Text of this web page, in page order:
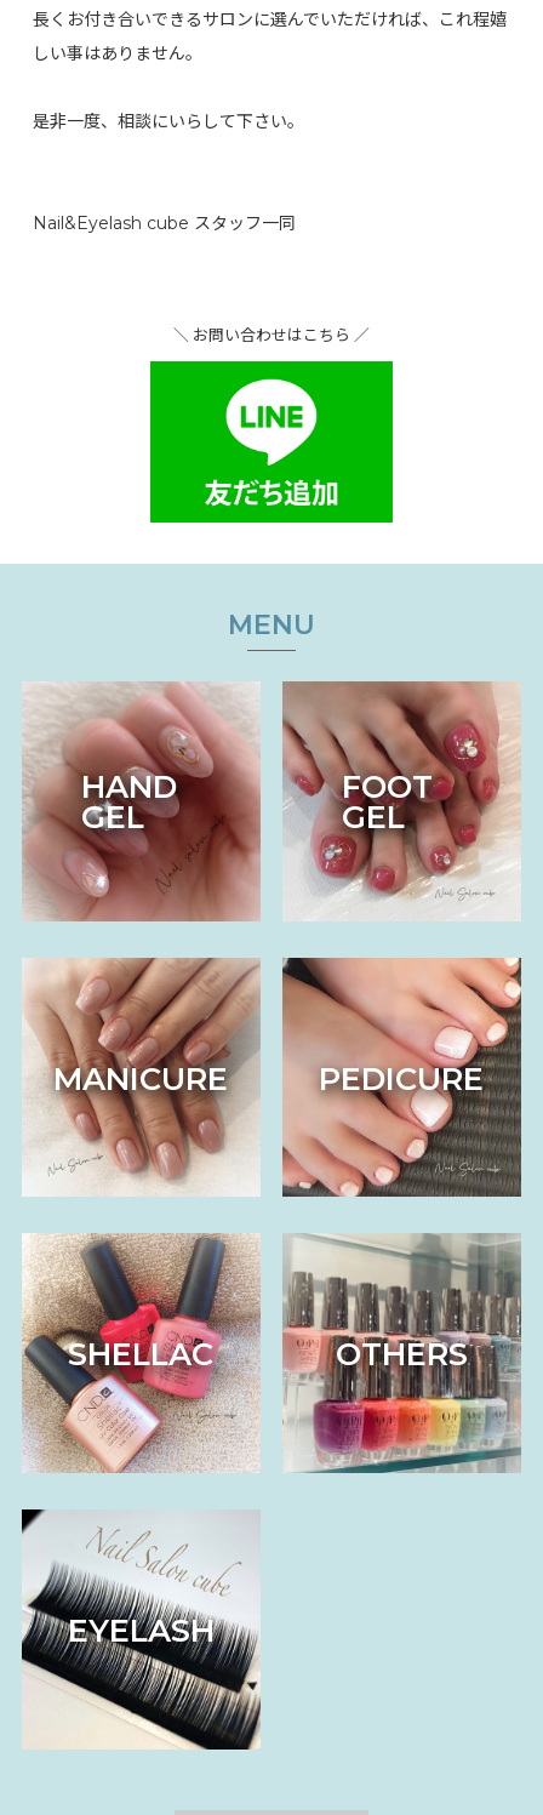
長くお付き合いできるサロンに選んでいただければ、これ程嬉
しい事はありません。
是非一度、相談にいらして下さい。
Nail&Eyelash cube スタッフ一同
＼ お問い合わせはこちら ／
MENU
HAND
GEL
FOOT
GEL
MANICURE PEDICURE
SHELLAC OTHERS
EYELASH